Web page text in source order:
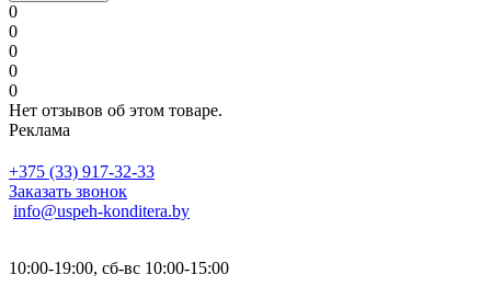
0
0
0
0
0
Нет отзывов об этом товаре.
Реклама
+375 (33) 917-32-33
Заказать звонок
info@uspeh-konditera.by
10:00-19:00, сб-вс 10:00-15:00